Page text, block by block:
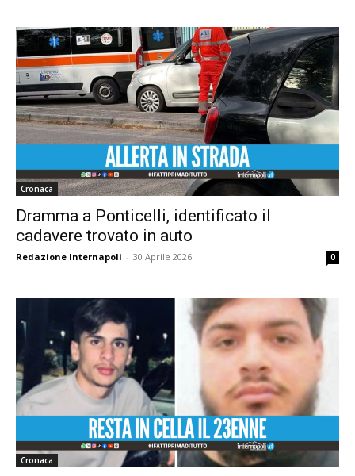
Cronaca
Dramma a Ponticelli, identificato il
cadavere trovato in auto
Redazione Internapoli - 30 Aprile 2026 0
Cronaca